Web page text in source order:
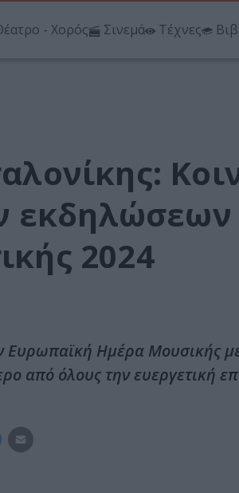
- Χορός Σινεμά Τέχνες
εκδηλώσεων
2024
Ευρωπαϊκή Ημέρα Μουσικής
από όλους την ευεργετική